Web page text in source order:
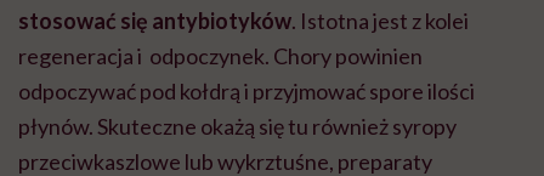
stosować się antybiotyków. Istotna jest z kolei
regeneracja i odpoczynek. Chory powinien
odpoczywać pod kołdrą i przyjmować spore ilości
płynów. Skuteczne okażą się tu również syropy
przeciwkaszlowe lub wykrztuśne, preparaty